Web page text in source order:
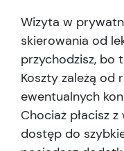
Wizyta w
skierowania od
przychodzisz, bo
Koszty zależą od
ewentualnych
Chociaż płacisz z
dostęp do